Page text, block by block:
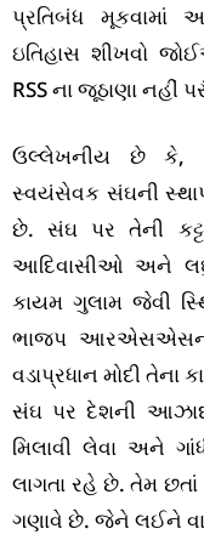
પ્રતિબંધ મૂકવામાં
ઇતિહાસ શીખવો
RSS ના જૂઠાણા નહીં
ઉલ્લેખનીય છે કે,
સ્વયંસેવક સંઘની
છે. સંઘ પર તેની કટ્ટર
આદિવાસીઓ અને
કાયમ ગુલામ જેવી
ભાજપ
વડાપ્રધાન મોદી તેના
સંઘ પર દેશની
મિલાવી લેવા અને
લાગતા રહે છે. તેમ છતાં
ગણાવે છે. જેને લઈને